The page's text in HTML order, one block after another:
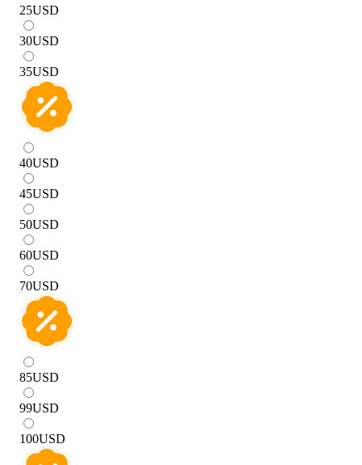
25USD
30USD
35USD
40USD
45USD
50USD
60USD
70USD
85USD
99USD
100USD